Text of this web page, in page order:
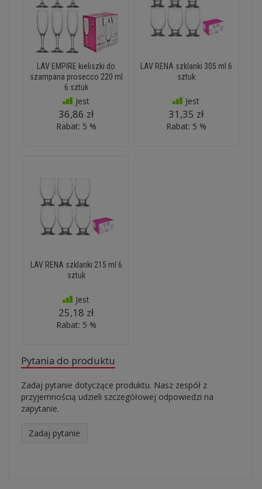
LAV EMPIRE kieliszki do
szampana prosecco 220 ml
6 sztuk
Jest
36,86 zł
Rabat: 5 %
LAV RENA szklanki 305 ml 6
sztuk
Jest
31,35 zł
Rabat: 5 %
LAV RENA szklanki 215 ml 6
sztuk
Jest
25,18 zł
Rabat: 5 %
Pytania do produktu
Zadaj pytanie dotyczące produktu. Nasz zespół z
przyjemnością udzieli szczegółowej odpowiedzi na
zapytanie.
Zadaj pytanie